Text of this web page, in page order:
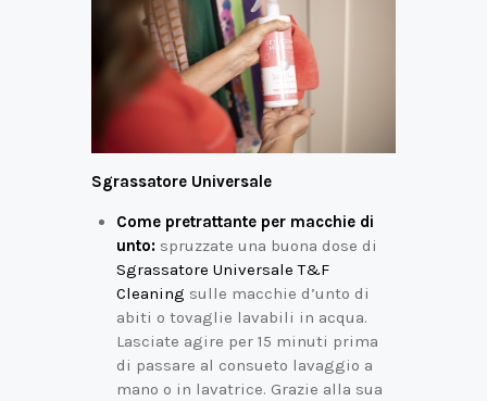
Sgrassatore Universale
Come pretrattante per macchie di
unto:spruzzate una buona dose di
Sgrassatore Universale T&F
Cleaning sulle macchie d’unto di
abiti o tovaglie lavabili in acqua.
Lasciate agire per 15 minuti prima
di passare al consueto lavaggio a
mano o in lavatrice. Grazie alla sua